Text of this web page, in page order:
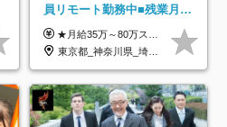
員リモート勤務中■残業月
3h■最大3ヶ月の連休あり■
年休126日■20～30代活躍
中！
★月給35万～80万スタートも可 【未経験の方】 ■月給26万～80万＋賞与年2回（年2ヶ月分） 【何かしらのインフラエンジニア経験をお持ちの方】 ■月給35万～80万＋賞与年2回（年2ヶ月分） ※スキル・経験などを考慮し決定します ※試用期間6ヶ月あり。期間中は契約社員となります。その他の待遇に差異はありません（試用期間終了後、昇給の可能性あり） ※上記金額には固定残業代（月30時間分／4万9600円～15万2600円）を含みます。超過分は別途支給いたします。 ＼頑張りはインセンティブで還元！／ クライアントに貢献度を評価され、当社のエンジニアが追加で案件に参画することになるなど、会社にとって利益になる行動はしっかり評価します。 会社の成長に貢献できていることを実感でき、「もっと頑張ろう」と思える体制づくりを整えています！
東京都_神奈川県_埼玉県_千葉県_大阪府